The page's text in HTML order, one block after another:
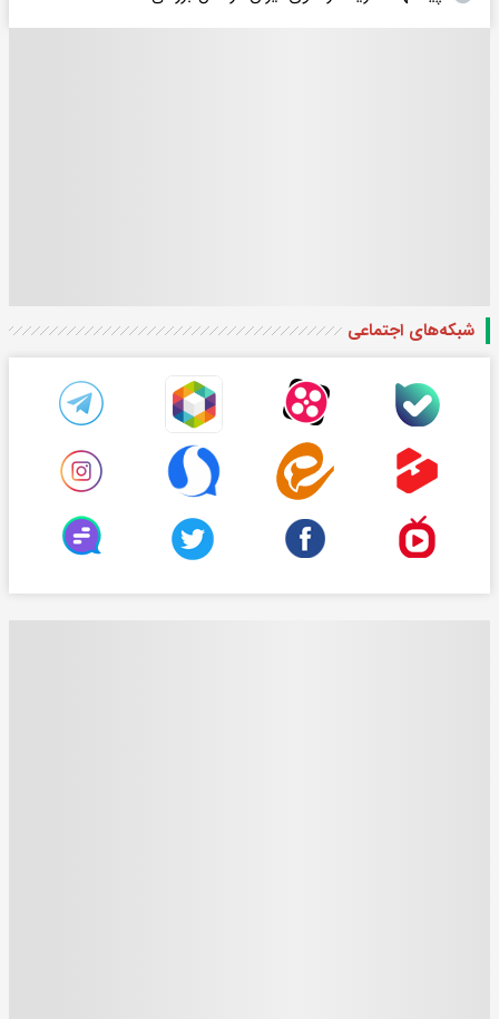
شبکه‌های اجتماعی